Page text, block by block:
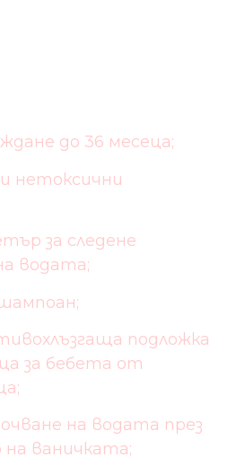
до 36 месеца;
нетоксични
за следене
водата;
подложка
за бебета от
на водата през
ваничката;